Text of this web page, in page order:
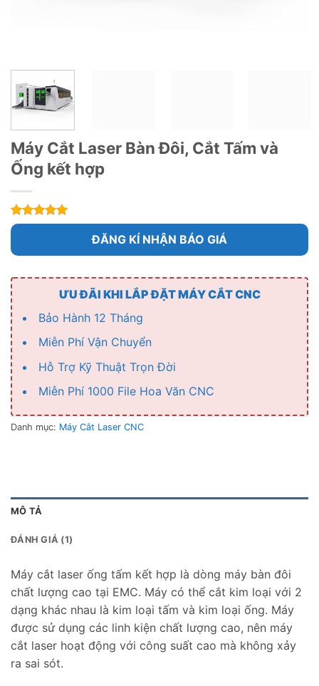
Máy Cắt Laser Bàn Đôi, Cắt Tấm và
Ống kết hợp
5trên 5
1
đánh giá
ĐĂNG KÍ NHẬN BÁO GIÁ
ƯU ĐÃI KHI LẮP ĐẶT MÁY CẮT CNC
Bảo Hành 12 Tháng
Miễn Phí Vận Chuyển
Hỗ Trợ Kỹ Thuật Trọn Đời
Miễn Phí 1000 File Hoa Văn CNC
Danh mục: Máy Cắt Laser CNC
MÔ TẢ
ĐÁNH GIÁ (1)
Máy cắt laser ống tấm kết hợp là dòng máy bàn đôi
chất lượng cao tại EMC. Máy có thể cắt kim loại với 2
dạng khác nhau là kim loại tấm và kim loại ống. Máy
được sử dụng các linh kiện chất lượng cao, nên máy
cắt laser hoạt động với công suất cao mà không xảy
ra sai sót.